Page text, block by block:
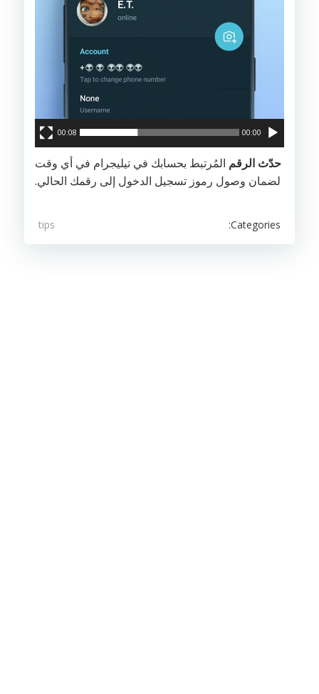
00:00
00:08
حدّث الرقم المُرتبط بحسابك في تيليجرام في أي وقت
لضمان وصول رموز تسجيل الدخول إلى رقمك الحالي.
Categories:
tips